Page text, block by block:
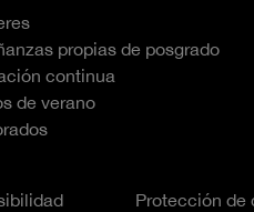
propias de posgrado
continua
de verano
Protección de